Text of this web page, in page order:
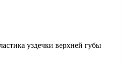
уздечки верхней губы